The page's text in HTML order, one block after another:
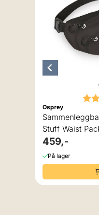
Osprey
Stuff Waist
459,-
På lager